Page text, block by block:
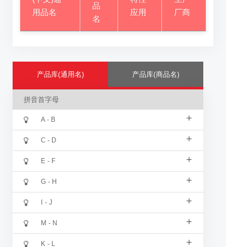
用品名
品
名
应用
厂商
产品库(通用名) 产品库(商品名)
拼音首字母
A - B +
C - D +
E - F +
G - H +
I - J +
M - N +
K - L +